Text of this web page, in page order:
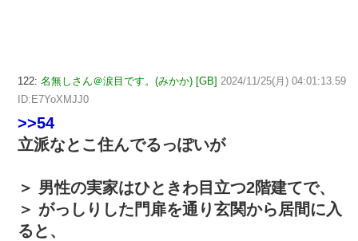
122: 名無しさん＠涙目です。(みかか) [GB] 2024/11/25(月) 04:01:13.59
ID:E7YoXMJJ0
>>54
立派なとこ住んでるっぽいが
＞ 男性の実家はひときわ目立つ2階建てで、
＞ がっしりした門扉を通り玄関から居間に入
ると、